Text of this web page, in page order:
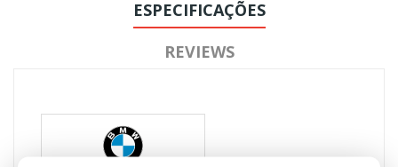
ESPECIFICAÇÕES
REVIEWS